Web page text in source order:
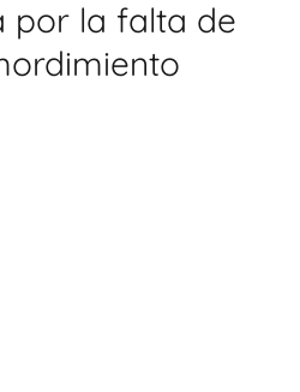
por la falta de